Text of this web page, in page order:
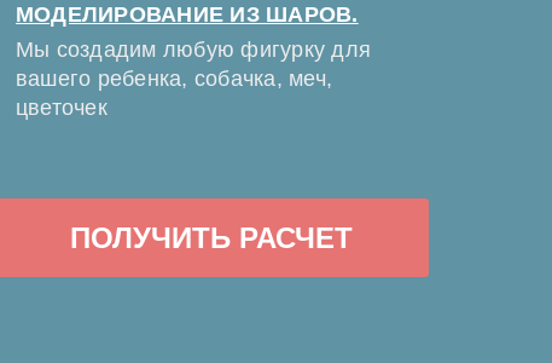
МОДЕЛИРОВАНИЕ ИЗ ШАРОВ.
Мы создадим любую фигурку для
вашего ребенка, собачка, меч,
цветочек
ПОЛУЧИТЬ РАСЧЕТ